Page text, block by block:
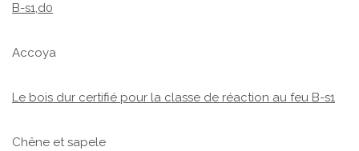
B-s1,d0
Accoya
Le bois dur certifié pour la classe de réaction au feu B-s1
Chêne et sapele